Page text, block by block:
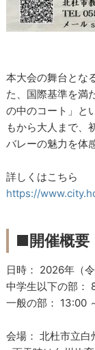
本大会の舞台とな
た、国際基準を満
の中のコート」と
もから大人まで、
バレーの魅力を体
詳しくはこちら
https://
■開催概要
日時： 2026年（
中学生以下の部：
一般の部： 13:00
会場： 北杜市立白